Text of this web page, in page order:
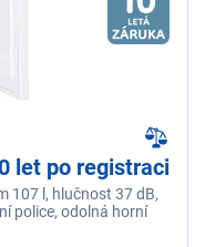
let po registraci
107 l, hlučnost 37 dB,
police, odolná horní